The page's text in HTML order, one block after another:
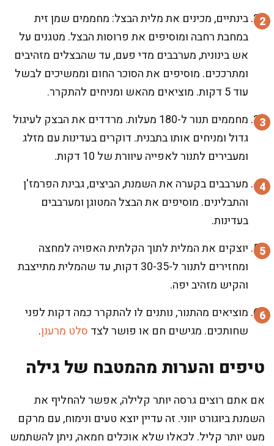
בינתיים, מכינים את מלית הבצל: מחממים שמן זית
במחבת רחבה ומוסיפים את פרוסות הבצל. מטגנים על
אש בינונית, מערבבים מדי פעם, עד שהבצלים מזהיבים
ומתרככים. מוסיפים את הסוכר החום וממשיכים לבשל
עוד 5 דקות. מוציאים מהאש ומניחים להתקרר.
מחממים תנור ל-180 מעלות. מרדדים את הבצק לעיגול
גדול ומניחים אותו בתבנית. דוקרים בעדינות עם מזלג
ומעבירים לתנור לאפייה עיוורת של 10 דקות.
מערבבים בקערה את השמנת, הביצים, גבינת הפרמז'ן
והתבלינים. מוסיפים את הבצל המטוגן ומערבבים
בעדינות.
יוצקים את המלית לתוך הקלתית האפויה למחצה
ומחזירים לתנור ל-30-35 דקות, עד שהמלית מתייצבת
והקיש מזהיב יפה.
מוציאים מהתנור, נותנים לו להתקרר כמה דקות לפני
שחותכים. מגישים חם או פושר לצד סלט מרענן.
טיפים והערות מהמטבח של גילה
אם אתם רוצים גרסה יותר קלילה, אפשר להחליף את
השמנת ביוגורט יווני. זה עדיין יוצא טעים ונימוח, עם מרקם
מעט יותר קליל. לכאלו שלא אוכלים חמאה, ניתן להשתמש